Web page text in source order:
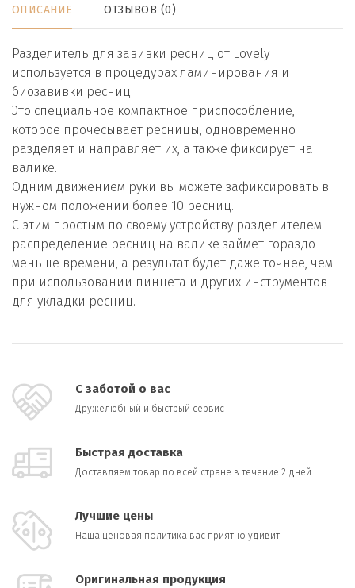
ОПИСАНИЕ ОТЗЫВОВ (0)
Разделитель для завивки ресниц от Lovely
используется в процедурах ламинирования и
биозавивки ресниц.
Это специальное компактное приспособление,
которое прочесывает ресницы, одновременно
разделяет и направляет их, а также фиксирует на
валике.
Одним движением руки вы можете зафиксировать в
нужном положении более 10 ресниц.
С этим простым по своему устройству разделителем
распределение ресниц на валике займет гораздо
меньше времени, а результат будет даже точнее, чем
при использовании пинцета и других инструментов
для укладки ресниц.
С заботой о вас
Дружелюбный и быстрый сервис
Быстрая доставка
Доставляем товар по всей стране в течение 2 дней
Лучшие цены
Наша ценовая политика вас приятно удивит
Оригинальная продукция